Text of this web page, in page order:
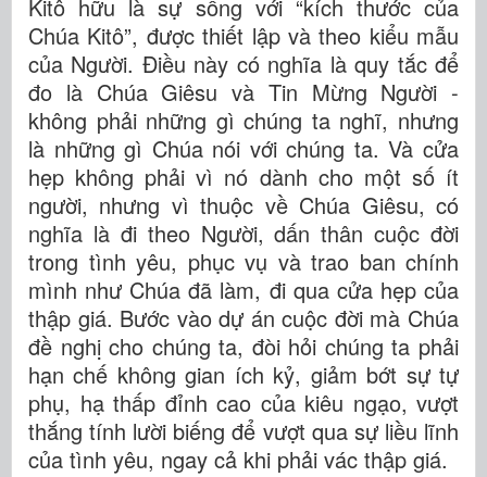
Kitô hữu là sự sống với “kích thước của
Chúa Kitô”, được thiết lập và theo kiểu mẫu
của Người. Điều này có nghĩa là quy tắc để
đo là Chúa Giêsu và Tin Mừng Người -
không phải những gì chúng ta nghĩ, nhưng
là những gì Chúa nói với chúng ta. Và cửa
hẹp không phải vì nó dành cho một số ít
người, nhưng vì thuộc về Chúa Giêsu, có
nghĩa là đi theo Người, dấn thân cuộc đời
trong tình yêu, phục vụ và trao ban chính
mình như Chúa đã làm, đi qua cửa hẹp của
thập giá. Bước vào dự án cuộc đời mà Chúa
đề nghị cho chúng ta, đòi hỏi chúng ta phải
hạn chế không gian ích kỷ, giảm bớt sự tự
phụ, hạ thấp đỉnh cao của kiêu ngạo, vượt
thắng tính lười biếng để vượt qua sự liều lĩnh
của tình yêu, ngay cả khi phải vác thập giá.